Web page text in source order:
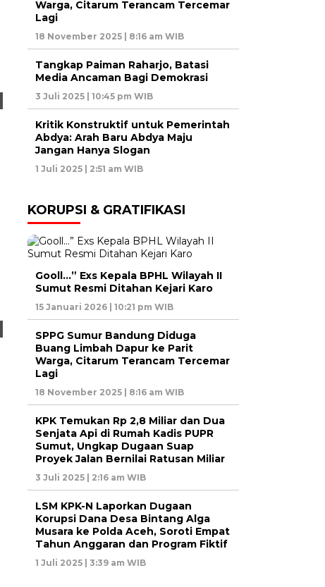
Warga, Citarum Terancam Tercemar
Lagi
18 November 2025 | 8:16 am WIB
Tangkap Paiman Raharjo, Batasi
Media Ancaman Bagi Demokrasi
3 Juli 2025 | 10:45 pm WIB
Kritik Konstruktif untuk Pemerintah
Abdya: Arah Baru Abdya Maju
Jangan Hanya Slogan
1 Juli 2025 | 2:51 am WIB
KORUPSI & GRATIFIKASI
Gooll…” Exs Kepala BPHL Wilayah II
Sumut Resmi Ditahan Kejari Karo
15 Januari 2026 | 10:21 pm WIB
SPPG Sumur Bandung Diduga
Buang Limbah Dapur ke Parit
Warga, Citarum Terancam Tercemar
Lagi
18 November 2025 | 8:16 am WIB
KPK Temukan Rp 2,8 Miliar dan Dua
Senjata Api di Rumah Kadis PUPR
Sumut, Ungkap Dugaan Suap
Proyek Jalan Bernilai Ratusan Miliar
3 Juli 2025 | 2:16 am WIB
LSM KPK-N Laporkan Dugaan
Korupsi Dana Desa Bintang Alga
Musara ke Polda Aceh, Soroti Empat
Tahun Anggaran dan Program Fiktif
1 Juli 2025 | 3:39 am WIB